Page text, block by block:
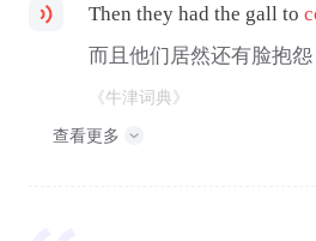
Then they had the gall to
而且他们居然还有脸抱怨
《牛津词典》
查看更多